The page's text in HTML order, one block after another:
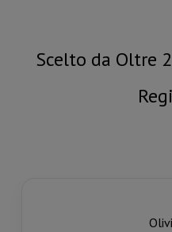
Scelto da Oltre